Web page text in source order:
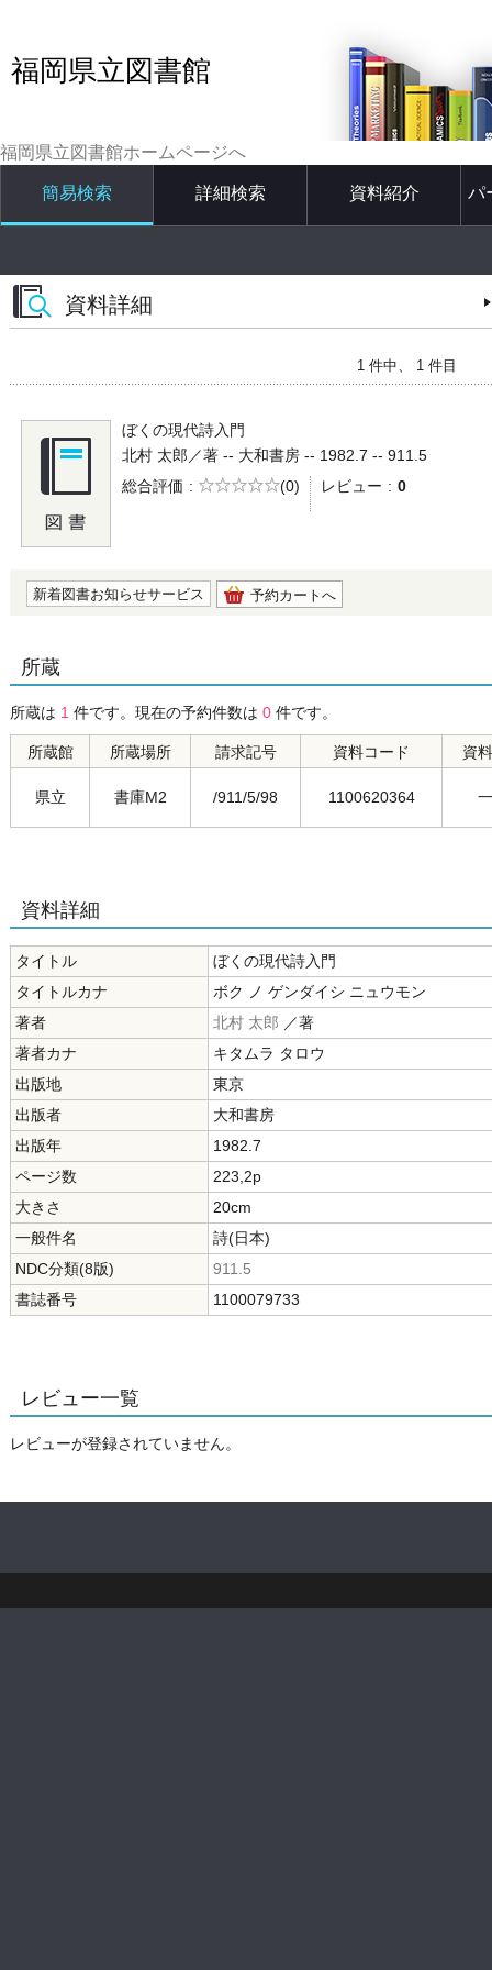
福岡県立図書館
福岡県立図書館ホームページへ
簡易検索 詳細検索 資料紹介 パ
資料詳細
1 件中、 1 件目
ぼくの現代詩入門
北村 太郎／著 -- 大和書房 -- 1982.7 -- 911.5
総合評価
5段階評価
(0) レビュー 0
新着図書お知らせサービス 予約カートへ
所蔵
所蔵は 1 件です。現在の予約件数は 0 件です。
所蔵館 所蔵場所 請求記号 資料コード 資
県立 書庫M2 /911/5/98 1100620364
資料詳細
タイトル
ぼくの現代詩入門
タイトルカナ
ボク ノ ゲンダイシ ニュウモン
著者
北村 太郎 ／著
著者カナ
キタムラ タロウ
出版地
東京
出版者
大和書房
出版年
1982.7
ページ数
223,2p
大きさ
20cm
一般件名
詩(日本)
NDC分類(8版)
911.5
書誌番号
1100079733
レビュー一覧
レビューが登録されていません。